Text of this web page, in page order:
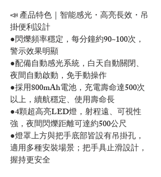
📣 產品特色｜智能感光・高亮長效・吊
掛便利設計
●閃爍頻率穩定，每分鐘約90~100次，
警示效果明顯
●配備自動感光系統，白天自動關閉、
夜間自動啟動，免手動操作
●採用800mAh電池，充電壽命達500次
以上，續航穩定、使用壽命長
●4顆超高亮LED燈，射程遠、可視性
強，夜間閃爍距離可達約500公尺
●燈罩上方與把手底部皆設有吊掛孔，
適用多種安裝場景；把手具止滑設計，
握持更安全